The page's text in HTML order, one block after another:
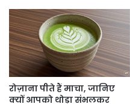
रोज़ाना पीते हैं माचा, जानिए
क्यों आपको थोड़ा संभलकर